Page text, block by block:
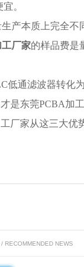
。
产本质上完全不
厂家的样品费是
低通滤波器转化
是东莞PCBA加
厂家从这三大优
/ RECOMMENDED NEWS